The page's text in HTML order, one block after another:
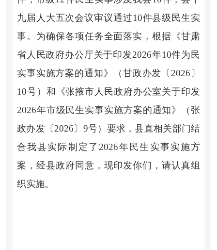
九届人大五次会议审议通过10件县级民生实
事。为确保各项任务全面落实，根据 《甘肃
省人民政府办公厅关于印发2026年10件为民
实事实施方案的通知》（甘政办发〔2026〕
10号）和《张掖市人民政府办公室关于印发
2026年市级民生实事实施方案的通知》（张
政办发〔2026〕 9号） 要求，县直相关部门结
合我县实际制定了 2026年民生实事实施方
案， 经县政府同意，现印发你们，请认真组
织实施。